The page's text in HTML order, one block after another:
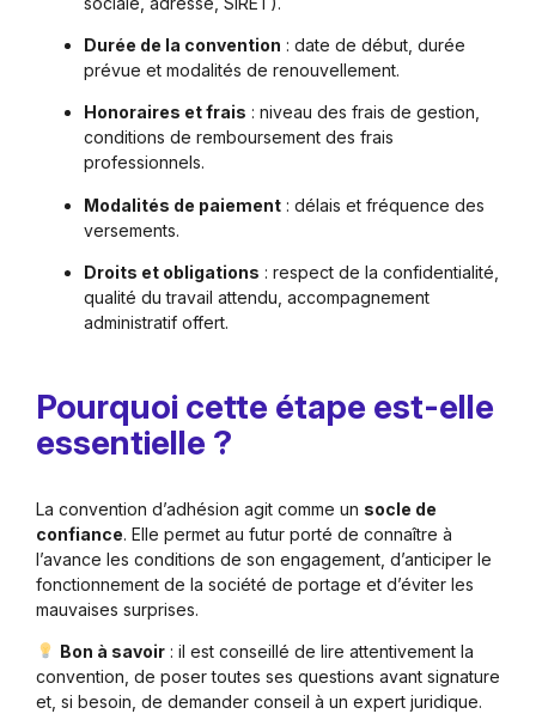
Durée de la convention : date de début, durée
prévue et modalités de renouvellement.
Honoraires et frais : niveau des frais de gestion,
conditions de remboursement des frais
professionnels.
Modalités de paiement : délais et fréquence des
versements.
Droits et obligations : respect de la confidentialité,
qualité du travail attendu, accompagnement
administratif offert.
Pourquoi cette étape est-elle
essentielle ?
La convention d’adhésion agit comme un socle de
confiance. Elle permet au futur porté de connaître à
l’avance les conditions de son engagement, d’anticiper le
fonctionnement de la société de portage et d’éviter les
mauvaises surprises.
Bon à savoir: il est conseillé de lire attentivement la
convention, de poser toutes ses questions avant signature
et, si besoin, de demander conseil à un expert juridique.